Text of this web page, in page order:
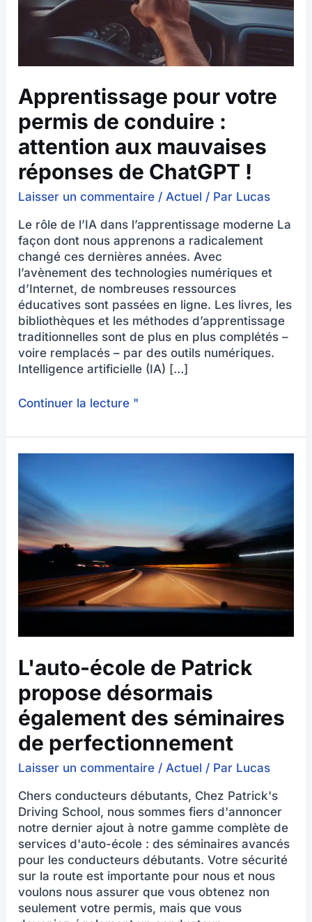
Apprentissage pour votre
permis de conduire :
attention aux mauvaises
réponses de ChatGPT !
Laisser un commentaire /Actuel / Par Lucas
Le rôle de l’IA dans l’apprentissage moderne La
façon dont nous apprenons a radicalement
changé ces dernières années. Avec
l’avènement des technologies numériques et
d’Internet, de nombreuses ressources
éducatives sont passées en ligne. Les livres, les
bibliothèques et les méthodes d’apprentissage
traditionnelles sont de plus en plus complétés –
voire remplacés – par des outils numériques.
Intelligence artificielle (IA) […]
mauvaises
réponses
ChatGPT
Continuer la lecture "
L'auto-école de Patrick
propose désormais
également des séminaires
de perfectionnement
Laisser un commentaire / Actuel / Par Lucas
Chers conducteurs débutants, Chez Patrick's
Driving School, nous sommes fiers d'annoncer
notre dernier ajout à notre gamme complète de
services d'auto-école : des séminaires avancés
pour les conducteurs débutants. Votre sécurité
sur la route est importante pour nous et nous
voulons nous assurer que vous obtenez non
seulement votre permis, mais que vous
Patrick
propose
désormais
également
séminaires
de